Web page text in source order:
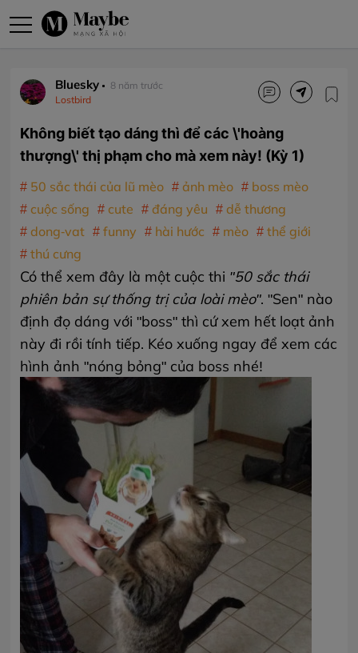
Bluesky
8 năm trước
Lostbird
Không biết tạo dáng thì để các \'hoàng
thượng\' thị phạm cho mà xem này! (Kỳ 1)
50 sắc thái của lũ mèo ảnh mèo
boss mèo
cuộc sống
cute đáng yêu
dễ thương
dong-vat
funny hài hước mèo
thể giới
thú cưng
Có thể xem đây là một cuộc thi "50 sắc thái
phiên bản sự thống trị của loài mèo". "Sen" nào
định đọ dáng với "boss" thì cứ xem hết loạt ảnh
này đi rồi tính tiếp. Kéo xuống ngay để xem các
hình ảnh "nóng bỏng" của boss nhé!